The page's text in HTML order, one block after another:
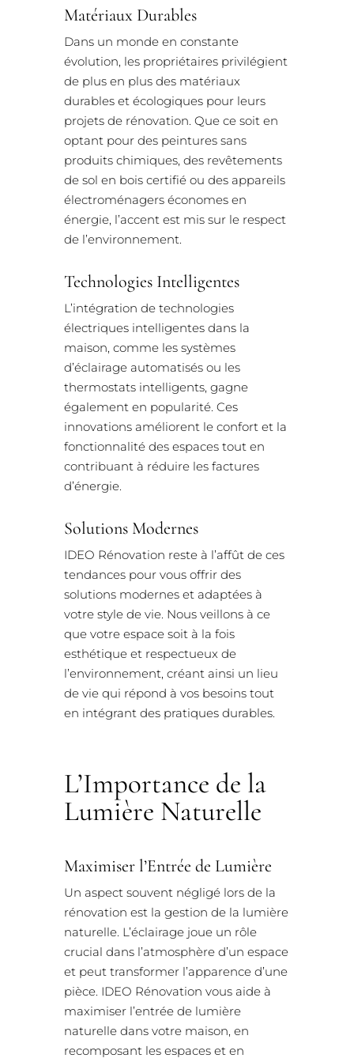
Matériaux Durables
Dans un monde en constante
évolution, les propriétaires privilégient
de plus en plus des matériaux
durables et écologiques pour leurs
projets de rénovation. Que ce soit en
optant pour des peintures sans
produits chimiques, des revêtements
de sol en bois certifié ou des appareils
électroménagers économes en
énergie, l’accent est mis sur le respect
de l’environnement.
Technologies Intelligentes
L’intégration de technologies
électriques intelligentes dans la
maison, comme les systèmes
d’éclairage automatisés ou les
thermostats intelligents, gagne
également en popularité. Ces
innovations améliorent le confort et la
fonctionnalité des espaces tout en
contribuant à réduire les factures
d’énergie.
Solutions Modernes
IDEO Rénovation reste à l’affût de ces
tendances pour vous offrir des
solutions modernes et adaptées à
votre style de vie. Nous veillons à ce
que votre espace soit à la fois
esthétique et respectueux de
l’environnement, créant ainsi un lieu
de vie qui répond à vos besoins tout
en intégrant des pratiques durables.
L’Importance de la
Lumière Naturelle
Maximiser l’Entrée de Lumière
Un aspect souvent négligé lors de la
rénovation est la gestion de la lumière
naturelle. L’éclairage joue un rôle
crucial dans l’atmosphère d’un espace
et peut transformer l’apparence d’une
pièce. IDEO Rénovation vous aide à
maximiser l’entrée de lumière
naturelle dans votre maison, en
recomposant les espaces et en